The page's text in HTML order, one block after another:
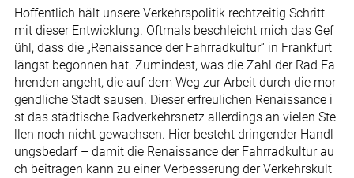
Hoffentlich hält unsere Verkehrspolitik rechtzeitig Schritt
mit dieser Entwicklung. Oftmals beschleicht mich das Gef
ühl, dass die „Renaissance der Fahrradkultur“ in Frankfurt
längst begonnen hat. Zumindest, was die Zahl der Rad Fa
hrenden angeht, die auf dem Weg zur Arbeit durch die mor
gendliche Stadt sausen. Dieser erfreulichen Renaissance i
st das städtische Radverkehrsnetz allerdings an vielen Ste
llen noch nicht gewachsen. Hier besteht dringender Handl
ungsbedarf – damit die Renaissance der Fahrradkultur au
ch beitragen kann zu einer Verbesserung der Verkehrskult